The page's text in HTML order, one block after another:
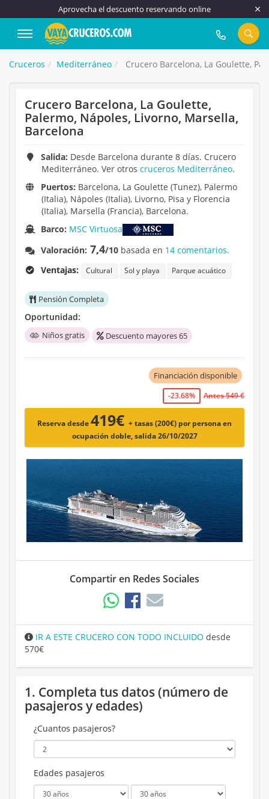
Aprovecha el descuento reservando online
917 815 555
Cruceros Mediterráneo Crucero Barcelona, La Goulette,
Crucero Barcelona, La Goulette,
Palermo, Nápoles, Livorno, Marsella,
Barcelona
Salida: Desde Barcelona durante 8 días. Crucero
Mediterráneo. Ver otros cruceros Mediterráneo.
Puertos: Barcelona, La Goulette (Tunez), Palermo
(Italia), Nápoles (Italia), Livorno, Pisa y Florencia
(Italia), Marsella (Francia), Barcelona.
Barco: MSC Virtuosa
Valoración: 7,4/10 basada en 14 comentarios.
Ventajas:
Cultural Sol y playa Parque acuático
Pensión Completa
Oportunidad:
Niños gratis Descuento mayores 65
Financiación disponible
-23.68% Antes 549 €
Reserva desde419€ + tasas (200€) por persona en
ocupación doble, salida 26/10/2027
Compartir en Redes Sociales
IR A ESTE CRUCERO CON TODO INCLUIDO desde
570€
1. Completa tus datos (número de
pasajeros y edades)
¿Cuantos pasajeros?
Edades pasajeros